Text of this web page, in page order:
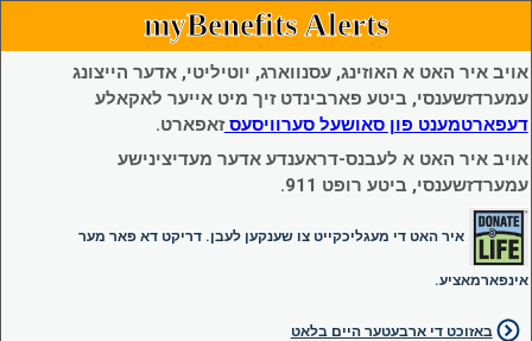
myBenefits Alerts
אויב איר האט א האוזינג, עסנווארג, יוטיליטי, אדער הייצונג
עמערדזשענסי, ביטע פארבינדט זיך מיט אייער לאקאלע
דעפארטמענט פון סאושעל סערוויסעסזאפארט.
אויב איר האט א לעבנס-דראענדע אדער מעדיצינישע
עמערדזשענסי, ביטע רופט 911.
איר האט די מעגליכקייט צו שענקען לעבן. דריקט דא פאר מער
אינפארמאציע.
באזוכט די ארבעטער היים בלאט